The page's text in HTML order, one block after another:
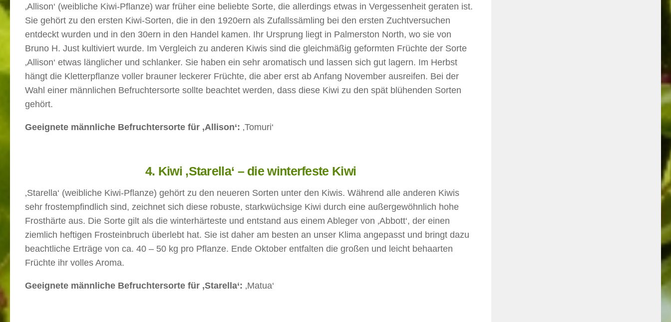
‚Allison‘ (weibliche Kiwi-Pflanze) war früher eine beliebte Sorte, die allerdings etwas in Vergessenheit geraten ist.
Sie gehört zu den ersten Kiwi-Sorten, die in den 1920ern als Zufallssämling bei den ersten Zuchtversuchen
entdeckt wurden und in den 30ern in den Handel kamen. Ihr Ursprung liegt in Palmerston North, wo sie von
Bruno H. Just kultiviert wurde. Im Vergleich zu anderen Kiwis sind die gleichmäßig geformten Früchte der Sorte
‚Allison‘ etwas länglicher und schlanker. Sie haben ein sehr aromatisch und lassen sich gut lagern. Im Herbst
hängt die Kletterpflanze voller brauner leckerer Früchte, die aber erst ab Anfang November ausreifen. Bei der
Wahl einer männlichen Befruchtersorte sollte beachtet werden, dass diese Kiwi zu den spät blühenden Sorten
gehört.
Geeignete männliche Befruchtersorte für ‚Allison‘: ‚Tomuri‘
4. Kiwi ‚Starella‘ – die winterfeste Kiwi
‚Starella‘ (weibliche Kiwi-Pflanze) gehört zu den neueren Sorten unter den Kiwis. Während alle anderen Kiwis
sehr frostempfindlich sind, zeichnet sich diese robuste, starkwüchsige Kiwi durch eine außergewöhnlich hohe
Frosthärte aus. Die Sorte gilt als die winterhärteste und entstand aus einem Ableger von ‚Abbott‘, der einen
ziemlich heftigen Frosteinbruch überlebt hat. Sie ist daher am besten an unser Klima angepasst und bringt dazu
beachtliche Erträge von ca. 40 – 50 kg pro Pflanze. Ende Oktober entfalten die großen und leicht behaarten
Früchte ihr volles Aroma.
Geeignete männliche Befruchtersorte für ‚Starella‘: ‚Matua‘